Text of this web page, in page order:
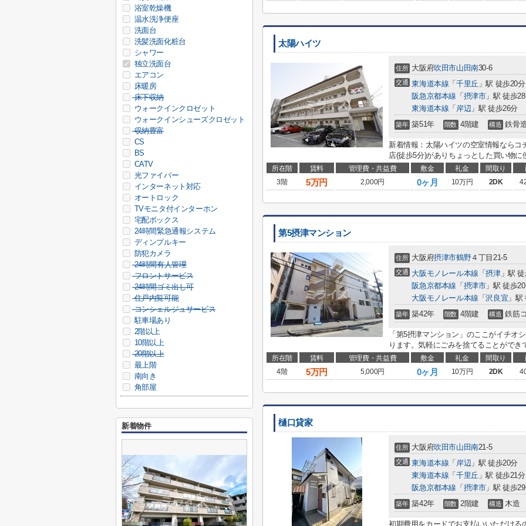
太陽ハイツ
住所 大阪府吹田市山田南30-6
交通 東海道本線 「 千里丘 」駅 徒歩20分
阪急京都本線 「 摂津市」駅 徒歩
東海道本線 「 岸辺 」駅 徒歩26分
築年 築51年 階数 4階建 構造 鉄骨
新着情報：太陽ハイツの空室情報なら
店(徒歩5分)がありちょっとした買い物
所在階 賃料 管理費・共益費 敷金 礼金 間取り
3階
5万円 2,000円 0ヶ月 10万円 2DK
第5摂津マンション
住所 大阪府摂津市鶴野４丁目21-5
交通 大阪モノレール本線 「摂津」駅
阪急京都本線 「 摂津市」駅 徒歩
大阪モノレール本線 「沢良宜 」駅
築年 築42年 階数 4階建 構造 鉄筋
「第5摂津マンション」のここがイチオ
ります。気軽にごみを捨てることがで
所在階 賃料 管理費・共益費 敷金 礼金 間取り
4階
5万円 5,000円 0ヶ月 10万円 2DK
樋口貸家
住所 大阪府吹田市山田南21-5
交通 東海道本線 「 岸辺 」駅 徒歩20分
東海道本線 「 千里丘 」駅 徒歩21分
阪急京都本線 「 摂津市」駅 徒歩
築年 築42年 階数 2階建 構造 木造
初期費用をカードでお支払いいただけ
浴室乾燥機
温水洗浄便座
洗面台
洗髪洗面化粧台
シャワー
独立洗面台
エアコン
床暖房
床下収納
ウォークインクロゼット
ウォークインシューズクロゼット
収納豊富
CS
BS
CATV
光ファイバー
インターネット対応
オートロック
TVモニタ付インターホン
宅配ボックス
24時間緊急通報システム
ディンプルキー
防犯カメラ
24時間有人管理
フロントサービス
24時間ゴミ出し可
住戸内覧可能
コンシェルジュサービス
駐車場あり
2階以上
10階以上
20階以上
最上階
南向き
角部屋
新着物件